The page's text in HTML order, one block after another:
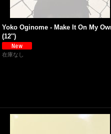
Yoko Oginome - Make It On My
(12'')
在庫なし